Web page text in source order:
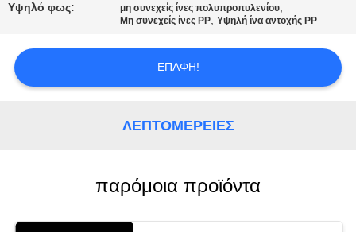
SITEMAP
PRIVACY
POLICY
Υψηλό φως: μη συνεχείς ίνες πολυπροπυλενίου,
Μη συνεχείς ίνες PP,Υψηλή ίνα αντοχής PP
ΕΠΑΦΉ!
ΛΕΠΤΟΜΈΡΕΙΕΣ
παρόμοια προϊόντα